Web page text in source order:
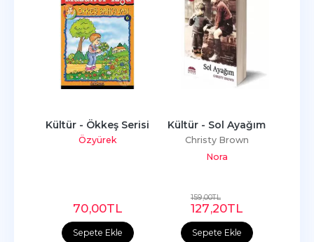
Sepete Ekle
Kültür - Ökkeş Serisi
Özyürek
70,00TL
Sepete Ekle
Kültür - Sol Ayağım
Christy Brown
Nora
159,00TL
127,20TL